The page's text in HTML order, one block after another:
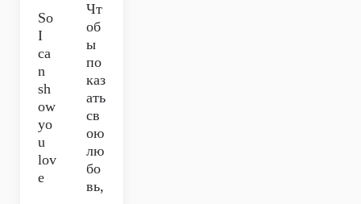
So
I
ca
n
sh
ow
yo
u
lov
e
Чт
об
ы
по
каз
ать
св
ою
лю
бо
вь,